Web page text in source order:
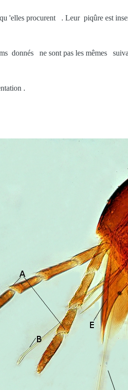
'elles procurent . Leur piqûre est
donnés ne sont pas les mêmes
.